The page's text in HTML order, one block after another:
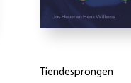
Tiendesprongen